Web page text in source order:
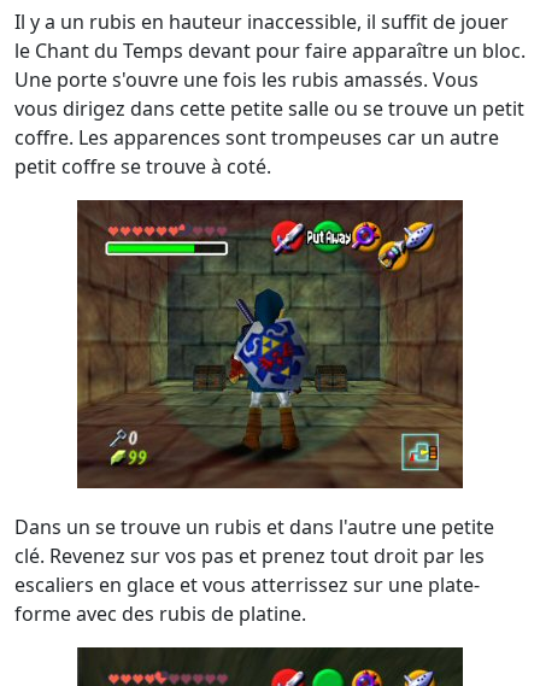
Il y a un rubis en hauteur inaccessible, il suffit de jouer
le Chant du Temps devant pour faire apparaître un bloc.
Une porte s'ouvre une fois les rubis amassés. Vous
vous dirigez dans cette petite salle ou se trouve un petit
coffre. Les apparences sont trompeuses car un autre
petit coffre se trouve à coté.
Dans un se trouve un rubis et dans l'autre une petite
clé. Revenez sur vos pas et prenez tout droit par les
escaliers en glace et vous atterrissez sur une plate-
forme avec des rubis de platine.